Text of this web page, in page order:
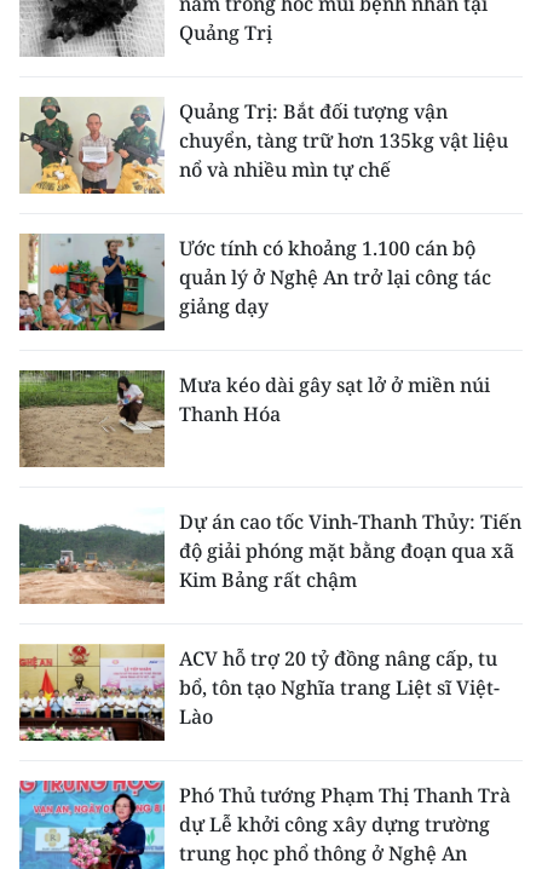
Quảng Trị
Quảng Trị: Bắt đối tượng vận
chuyển, tàng trữ hơn 135kg vật liệu
nổ và nhiều mìn tự chế
Ước tính có khoảng 1.100 cán bộ
quản lý ở Nghệ An trở lại công tác
giảng dạy
Mưa kéo dài gây sạt lở ở miền núi
Thanh Hóa
Dự án cao tốc Vinh-Thanh Thủy: Tiến
độ giải phóng mặt bằng đoạn qua xã
Kim Bảng rất chậm
ACV hỗ trợ 20 tỷ đồng nâng cấp, tu
bổ, tôn tạo Nghĩa trang Liệt sĩ Việt-
Lào
Phó Thủ tướng Phạm Thị Thanh Trà
dự Lễ khởi công xây dựng trường
trung học phổ thông ở Nghệ An